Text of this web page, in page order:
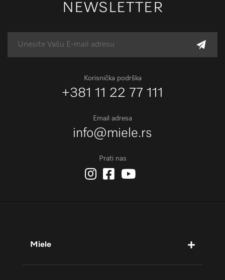
NEWSLETTER
Korisnička podrška
+381 11 22 77 111
Email adresa
info@miele.rs
Prati nas
Miele